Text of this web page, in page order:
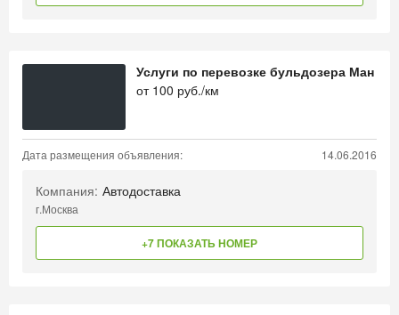
Услуги по перевозке бульдозера Ман
от 100 руб./км
Дата размещения объявления: 14.06.2016
Компания: Автодоставка
г.Москва
+7 ПОКАЗАТЬ НОМЕР